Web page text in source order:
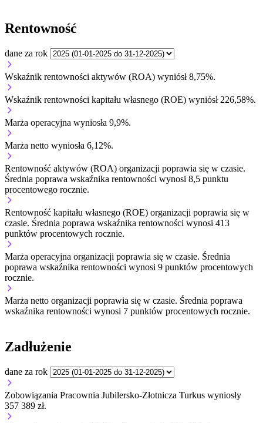
Rentowność
dane za rok
Wskaźnik rentowności aktywów (ROA) wyniósł 8,75%.
Wskaźnik rentowności kapitału własnego (ROE) wyniósł 226,58%.
Marża operacyjna wyniosła 9,9%.
Marża netto wyniosła 6,12%.
Rentowność aktywów (ROA) organizacji poprawia się w czasie.
Średnia poprawa wskaźnika rentowności wynosi 8,5 punktu
procentowego rocznie.
Rentowność kapitału własnego (ROE) organizacji poprawia się w
czasie. Średnia poprawa wskaźnika rentowności wynosi 413
punktów procentowych rocznie.
Marża operacyjna organizacji poprawia się w czasie. Średnia
poprawa wskaźnika rentowności wynosi 9 punktów procentowych
rocznie.
Marża netto organizacji poprawia się w czasie. Średnia poprawa
wskaźnika rentowności wynosi 7 punktów procentowych rocznie.
Zadłużenie
dane za rok
Zobowiązania Pracownia Jubilersko-Złotnicza Turkus wyniosły
357 389 zł.